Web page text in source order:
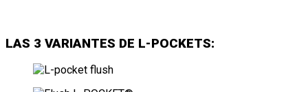
LAS 3 VARIANTES DE L-POCKETS: